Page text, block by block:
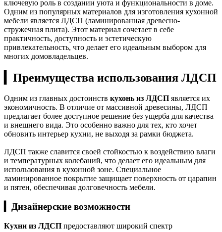
ключевую роль в создании уюта и функциональности в доме.
Одним из популярных материалов для изготовления кухонной
мебели является ЛДСП (ламинированная древесно-
стружечная плита). Этот материал сочетает в себе
практичность, доступность и эстетическую
привлекательность, что делает его идеальным выбором для
многих домовладельцев.
▎Преимущества использования ЛДСП
Одним из главных достоинств кухонь из ЛДСП является их
экономичность. В отличие от массивной древесины, ЛДСП
предлагает более доступное решение без ущерба для качества
и внешнего вида. Это особенно важно для тех, кто хочет
обновить интерьер кухни, не выходя за рамки бюджета.
ЛДСП также славится своей стойкостью к воздействию влаги
и температурных колебаний, что делает его идеальным для
использования в кухонной зоне. Специальное
ламинированное покрытие защищает поверхность от царапин
и пятен, обеспечивая долговечность мебели.
▎Дизайнерские возможности
Кухни из ЛДСП предоставляют широкий спектр